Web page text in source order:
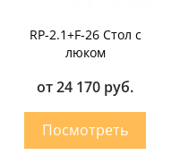
RP-2.1+F-26 Стол с
люком
от 24 170 руб.